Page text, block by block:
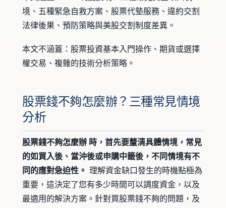
境、五種緊急自救方案、股票代墊服務、違約交割
法律後果、預防策略與美股交割制度差異。
本文不涵蓋：股票投資基本入門操作、期貨或選擇
權交易、複雜的技術分析策略。
股票錢不夠怎麼辦？三種常見情境
分析
股票錢不夠怎麼辦 時，首先要釐清具體情境，常見
的如買入後、當沖後或申購中籤後，不同情境有不
同的應對急迫性。 理解資金缺口發生的時機點極為
重要，這決定了您有多少時間可以調度資金，以及
最適用的解決方案。針對買股票錢不夠的問題，及